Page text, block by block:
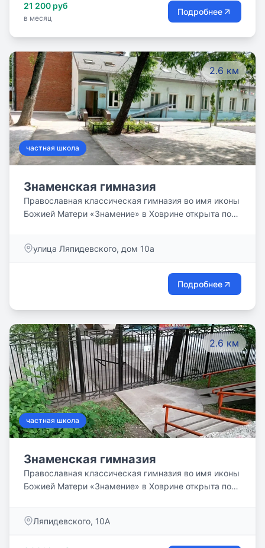
21 200 руб
в месяц
Подробнее
2.6 км
частная школа
Знаменская гимназия
Православная классическая гимназия во имя иконы
Божией Матери «Знамение» в Ховрине открыта по
обучают 30 учителей. Вероучительные предметы
Церкви. Наши выпускники — студенты и аспиранты
МГУ, ФА, ВГИК, МГОУ, РГГУ, ГАСК, ПСТГУ и других
№004925 от 02.12.2019.
улица Ляпидевского, дом 10а
Подробнее
2.6 км
частная школа
Знаменская гимназия
Православная классическая гимназия во имя иконы
Божией Матери «Знамение» в Ховрине открыта по
обучают 30 учителей. Вероучительные предметы
Ляпидевского, 10А